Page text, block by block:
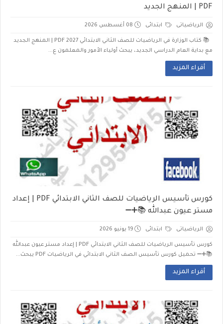
PDF | المنهج الجديد
الرياضياتى ابتدائى 08 أغسطس 2026
📚 كتاب الوزارة في الرياضيات للصف الثاني الابتدائي 2027 PDF | المنهج الجديد
مع بداية العام الدراسي الجديد، يبحث أولياء الأمور والمعلمون ع...
أقراء المزيد
كورس تأسيس الرياضيات للصف الثاني الابتدائي PDF | إعداد
مستر عيون عبدالله 📚➕➖
الرياضياتى ابتدائى 19 يونيو 2026
كورس تأسيس الرياضيات للصف الثاني الابتدائي PDF | إعداد مستر عيون عبدالله
📚➕➖ تحميل كورس تأسيس الصف الثاني الابتدائي في الرياضيات PDF يبحث...
أقراء المزيد